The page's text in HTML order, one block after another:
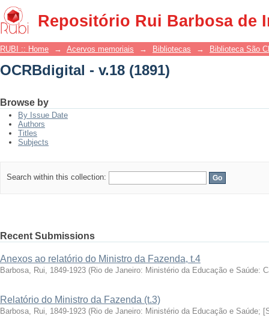
Repositório Rui Barbosa de
OCRBdigital - v.18 (1891)
RUBI :: Home → Acervos memoriais → Bibliotecas → Biblioteca São
OCRBdigital - v.18 (1891)
Browse by
By Issue Date
Authors
Titles
Subjects
Search within this collection:
Recent Submissions
Anexos ao relatório do Ministro da Fazenda, t.4
Barbosa, Rui, 1849-1923 (Rio de Janeiro: Ministério da Educação e Saúde:
Relatório do Ministro da Fazenda (t.3)
Barbosa, Rui, 1849-1923 (Rio de Janeiro: Ministério da Educação e Saúde;